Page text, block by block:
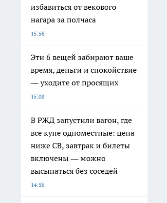
избавиться от векового
нагара за полчаса
15:56
Эти 6 вещей забирают ваше
время, деньги и спокойствие
— уходите от просящих
15:08
В РЖД запустили вагон, где
все купе одноместные: цена
ниже СВ, завтрак и билеты
включены — можно
высыпаться без соседей
14:56